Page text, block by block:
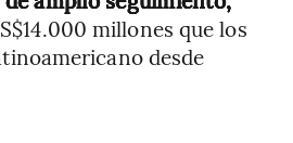
millones que los
desde